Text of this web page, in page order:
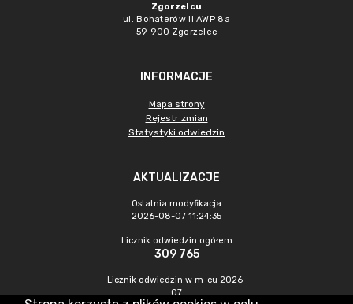
Zgorzelcu
ul. Bohaterów II AWP 8a
59-900 Zgorzelec
INFORMACJE
Mapa strony
Rejestr zmian
Statystyki odwiedzin
AKTUALIZACJE
Ostatnia modyfikacja
2026-08-07 11:24:35
Licznik odwiedzin ogółem
309 765
Licznik odwiedzin w m-cu 2026-
07